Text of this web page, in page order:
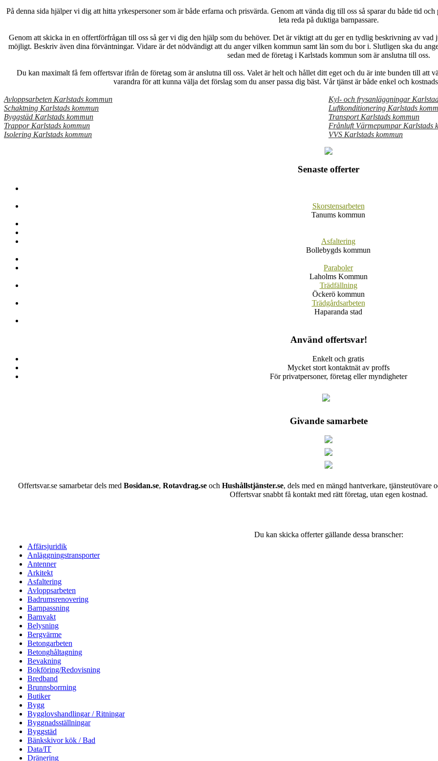
På denna sida hjälper vi dig att hitta yrkespersoner som är både erfarna och prisvärda. Genom att vända dig till oss så sparar du både tid
leta reda på duktiga barnpassare.
Genom att skicka in en offertförfrågan till oss så ger vi dig den hjälp som du behöver. Det är viktigt att du ger en tydlig beskrivning av vad
möjligt. Beskriv även dina förväntningar. Vidare är det nödvändigt att du anger vilken kommun samt län som du bor i. Slutligen ska du
sedan med de företag i Karlstads kommun som är anslutna till oss.
Du kan maximalt få fem offertsvar ifrån de företag som är anslutna till oss. Valet är helt och hållet ditt eget och du är inte bunden till att
varandra för att kunna välja det förslag som du anser passa dig bäst. Vår tjänst är både enkel och
Avloppsarbeten Karlstads kommun
Kyl- och frysanläggningar
Schaktning Karlstads kommun
Luftkonditionering Karlstads
Byggstäd Karlstads kommun
Transport Karlstads kommun
Trappor Karlstads kommun
Frånluft Värmepumpar Karlstads
Isolering Karlstads kommun
VVS Karlstads kommun
Senaste offerter
Skorstensarbeten
Tanums kommun
Asfaltering
Bollebygds kommun
Paraboler
Laholms Kommun
Trädfällning
Öckerö kommun
Trädgårdsarbeten
Haparanda stad
Använd offertsvar!
Enkelt och gratis
Mycket stort kontaktnät av proffs
För privatpersoner, företag eller myndigheter
Givande samarbete
Offertsvar.se samarbetar dels med Bosidan.se, Rotavdrag.seoch Hushållstjänster.se, dels med en mängd hantverkare, tjänsteutövare
Offertsvar snabbt få kontakt med rätt företag, utan egen kostnad.